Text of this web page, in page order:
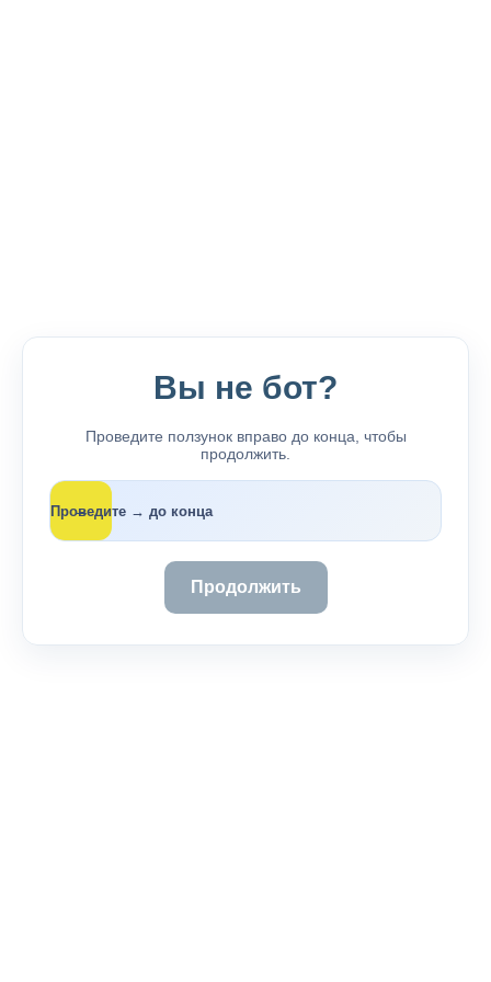
Вы не бот?
Проведите ползунок вправо до конца, чтобы
продолжить.
Проведите → до конца
→
Продолжить